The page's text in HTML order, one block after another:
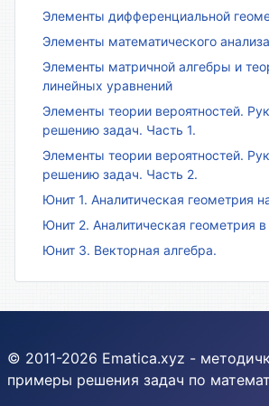
Элементы дифференциальной
Элементы математического анализа
Элементы матричной алгебры и
линейных уравнений
Элементы теории вероятностей.
решению задач. Часть 1.
Элементы теории вероятностей.
решению задач. Часть 2.
Юнит 1. Аналитическая геометрия
Юнит 2. Аналитическая геометрия
Юнит 3. Векторная алгебра.
© 2011-2026 Ematica.xyz -
примеры решения задач по